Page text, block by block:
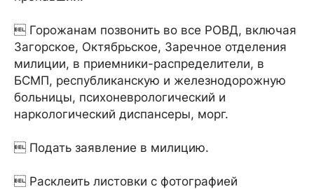
 Горожанам позвонить во все РОВД, включая
Загорское, Октябрьское, Заречное отделения
милиции, в приемники-распределители, в
БСМП, республиканскую и железнодорожную
больницы, психоневрологический и
наркологический диспансеры, морг.
 Подать заявление в милицию.
 Расклеить листовки с фотографией